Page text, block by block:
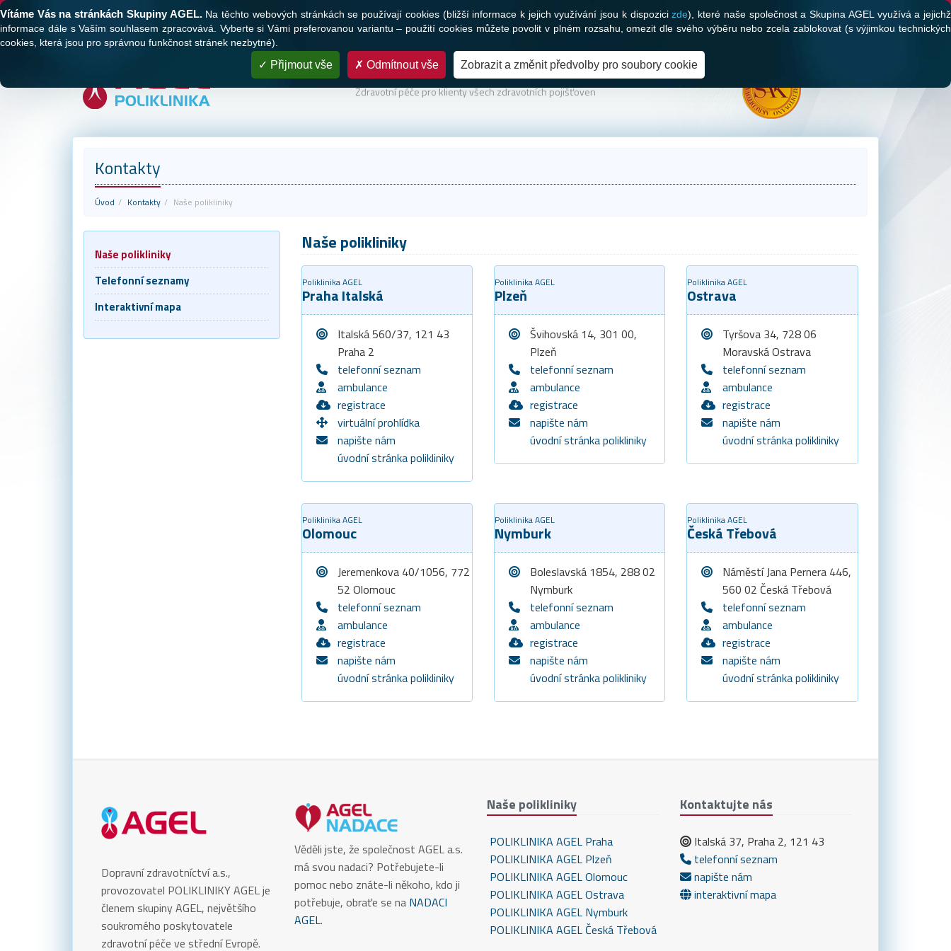
O nás Naše polikliniky Registrace Služby Novinky a média Nabídka práce Kontakty
PARTNER VAŠEHO ZDRAVÍ
Zdravotní péče pro klienty všech zdravotních pojišťoven
Kontakty
Úvod Kontakty Naše polikliniky
Naše polikliniky
Poliklinika AGEL
Praha Italská
Italská 560/37, 121 43
Praha 2
telefonní seznam
ambulance
registrace
virtuální prohlídka
napište nám
úvodní stránka polikliniky
Poliklinika AGEL
Plzeň
Švihovská 14, 301 00,
Plzeň
telefonní seznam
ambulance
registrace
napište nám
úvodní stránka polikliniky
Poliklinika AGEL
Ostrava
Tyršova 34, 728 06
Moravská Ostrava
telefonní seznam
ambulance
registrace
napište nám
úvodní stránka polikliniky
Poliklinika AGEL
Olomouc
Jeremenkova 40/1056, 772
52 Olomouc
telefonní seznam
ambulance
registrace
napište nám
úvodní stránka polikliniky
Poliklinika AGEL
Nymburk
Boleslavská 1854, 288 02
Nymburk
telefonní seznam
ambulance
registrace
napište nám
úvodní stránka polikliniky
Poliklinika AGEL
Česká Třebová
Náměstí Jana Pernera 446,
560 02 Česká Třebová
telefonní seznam
ambulance
registrace
napište nám
úvodní stránka polikliniky
Naše polikliniky
Telefonní seznamy
Interaktivní mapa
Dopravní zdravotníctví a.s.,
provozovatel POLIKLINIKY AGEL je
členem skupiny AGEL, největšího
soukromého poskytovatele
zdravotní péče ve střední Evropě.
Věděli jste, že společnost AGEL a.s.
má svou nadaci? Potřebujete-li
pomoc nebo znáte-li někoho, kdo ji
potřebuje, obraťe se na NADACI
AGEL.
Naše polikliniky
POLIKLINIKA AGEL Praha
POLIKLINIKA AGEL Plzeň
POLIKLINIKA AGEL Olomouc
POLIKLINIKA AGEL Ostrava
POLIKLINIKA AGEL Nymburk
POLIKLINIKA AGEL Česká Třebová
Kontaktujte nás
Italská 37, Praha 2, 121 43
telefonní seznam
napište nám
interaktivní mapa
Tato webová stránka používá cookies
Vítáme Vás na stránkách Skupiny AGEL.Na těchto webových stránkách se používají cookies (bližší informace k jejich využívání jsou k dispozicizde), které naše společnost a Skupina AGEL využívá a jejichž
informace dále s Vaším souhlasem zpracovává. Vyberte si Vámi preferovanou variantu – použití cookies můžete povolit v plném rozsahu, omezit dle svého výběru nebo zcela zablokovat (s výjimkou technických
cookies, která jsou pro správnou funkčnost stránek nezbytné).
Přijmout vše Odmítnout vše Zobrazit a změnit předvolby pro soubory cookie